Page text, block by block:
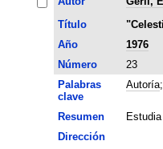
Título
Año
1976
Número
23
Palabras
clave
Autoría;
Resumen
Dirección